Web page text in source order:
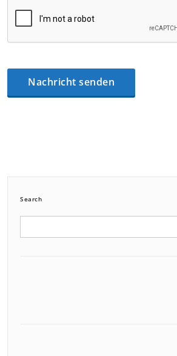
Search
Search